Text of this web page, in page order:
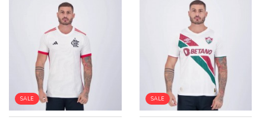
SALE SALE